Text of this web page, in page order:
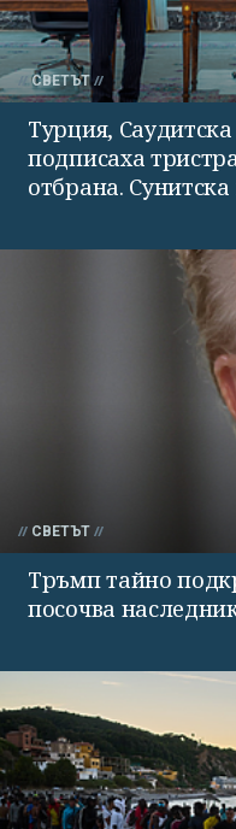
СВЕТЪТ
Турция,
подписаха
отбрана.
СВЕТЪТ
Тръмп тайно
посочва